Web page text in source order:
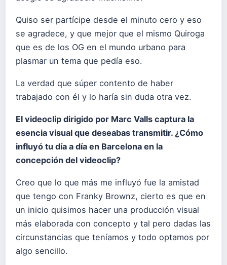
Quiso ser partícipe desde el minuto cero y eso
se agradece, y que mejor que el mismo Quiroga
que es de los OG en el mundo urbano para
plasmar un tema que pedía eso.
La verdad que súper contento de haber
trabajado con él y lo haría sin duda otra vez.
El videoclip dirigido por Marc Valls captura la
esencia visual que deseabas transmitir. ¿Cómo
influyó tu día a día en Barcelona en la
concepción del videoclip?
Creo que lo que más me influyó fue la amistad
que tengo con Franky Brownz, cierto es que en
un inicio quisimos hacer una producción visual
más elaborada con concepto y tal pero dadas las
circunstancias que teníamos y todo optamos por
algo sencillo.